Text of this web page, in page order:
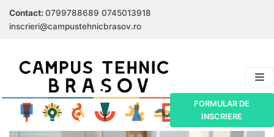
Skip
to
Contact: 0799788689 0745013918
inscrieri@campustehnicbrasov.ro
FORMULAR DE
INSCRIERE